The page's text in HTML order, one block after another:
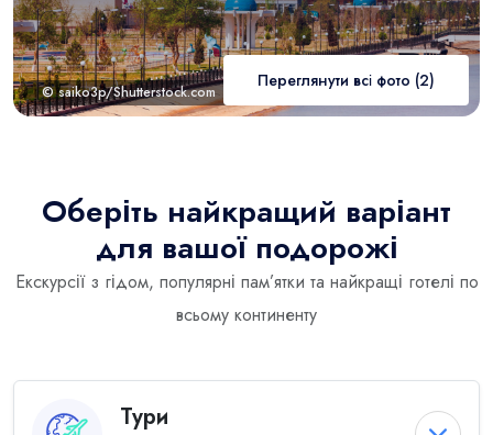
© saiko3p/Shutterstock.com
Переглянути всі фото (2)
Оберіть найкращий варіант
для вашої подорожі
Екскурсії з гідом, популярні пам’ятки та найкращі готелі по
всьому континенту
Тури